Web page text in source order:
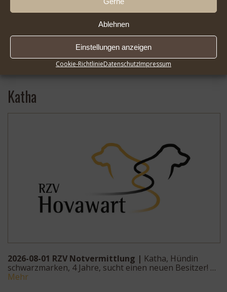
Ablehnen
Einstellungen anzeigen
Cookie-RichtlinieDatenschutzImpressum
2026-08-01 Infoseite DER HOVAWART FlipBook |* …
Katha
2026-08-01 RZV Notvermittlung | Katha, Hündin
schwarzmarken, 4 Jahre, sucht einen neuen Besitzer! …
Mehr